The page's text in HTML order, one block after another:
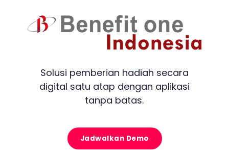
Solusi pemberian hadiah secara
digital satu atap dengan aplikasi
tanpa batas.
Jadwalkan Demo